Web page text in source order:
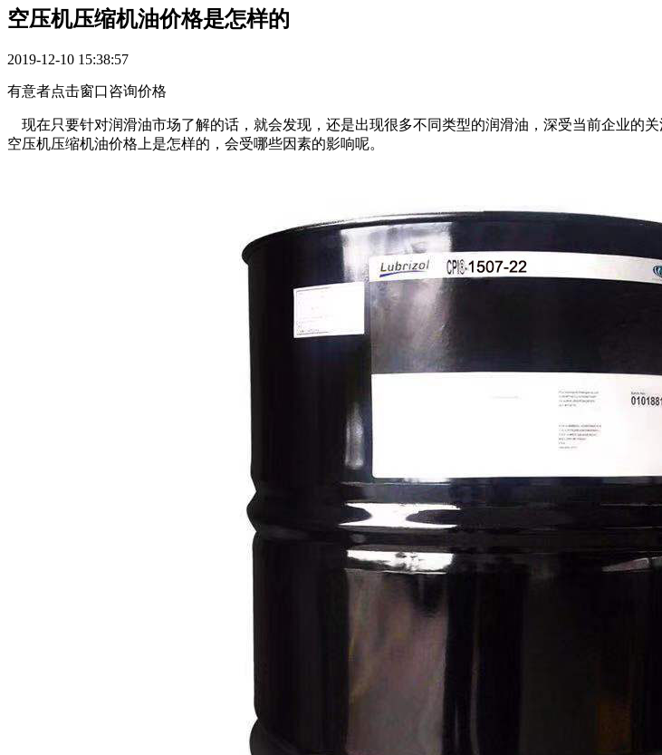
空压机压缩机油价格是怎样的
2019-12-10 15:38:57
有意者点击窗口咨询价格
现在只要针对润滑油市场了解的话，就会发现，还是出现很多不同类型的润滑油，深受当前企业的
空压机压缩机油价格上是怎样的，会受哪些因素的影响呢。